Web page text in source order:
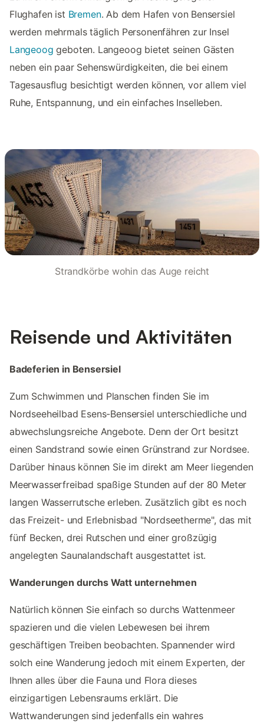
Flughafen ist Bremen. Ab dem Hafen von Bensersiel
werden mehrmals täglich Personenfähren zur Insel
Langeoog geboten. Langeoog bietet seinen Gästen
neben ein paar Sehenswürdigkeiten, die bei einem
Tagesausflug besichtigt werden können, vor allem viel
Ruhe, Entspannung, und ein einfaches Inselleben.
Strandkörbe wohin das Auge reicht
Reisende und Aktivitäten
Badeferien in Bensersiel
Zum Schwimmen und Planschen finden Sie im
Nordseeheilbad Esens-Bensersiel unterschiedliche und
abwechslungsreiche Angebote. Denn der Ort besitzt
einen Sandstrand sowie einen Grünstrand zur Nordsee.
Darüber hinaus können Sie im direkt am Meer liegenden
Meerwasserfreibad spaßige Stunden auf der 80 Meter
langen Wasserrutsche erleben. Zusätzlich gibt es noch
das Freizeit- und Erlebnisbad "Nordseetherme", das mit
fünf Becken, drei Rutschen und einer großzügig
angelegten Saunalandschaft ausgestattet ist.
Wanderungen durchs Watt unternehmen
Natürlich können Sie einfach so durchs Wattenmeer
spazieren und die vielen Lebewesen bei ihrem
geschäftigen Treiben beobachten. Spannender wird
solch eine Wanderung jedoch mit einem Experten, der
Ihnen alles über die Fauna und Flora dieses
einzigartigen Lebensraums erklärt. Die
Wattwanderungen sind jedenfalls ein wahres